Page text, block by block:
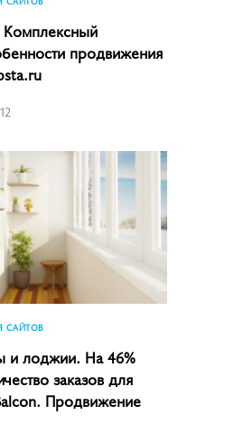
продвижения
САЙТОВ
и лоджии. На 46%
заказов для
Продвижение